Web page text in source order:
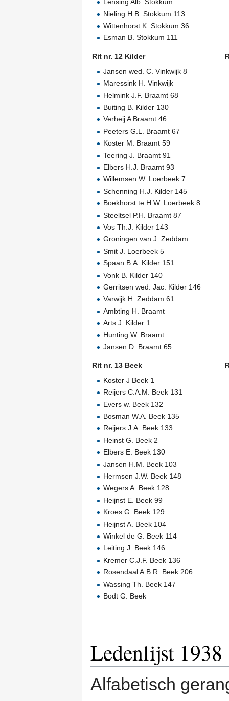
Lensing Alb. Stokkum
Nieling H.B. Stokkum 113
Wittenhorst K. Stokkum 36
Esman B. Stokkum 111
Rit nr. 12 Kilder
Jansen wed. C. Vinkwijk 8
Maressink H. Vinkwijk
Helmink J.F. Braamt 68
Buiting B. Kilder 130
Verheij A Braamt 46
Peeters G.L. Braamt 67
Koster M. Braamt 59
Teering J. Braamt 91
Elbers H.J. Braamt 93
Willemsen W. Loerbeek 7
Schenning H.J. Kilder 145
Boekhorst te H.W. Loerbeek 8
Steeltsel P.H. Braamt 87
Vos Th.J. Kilder 143
Groningen van J. Zeddam
Smit J. Loerbeek 5
Spaan B.A. Kilder 151
Vonk B. Kilder 140
Gerritsen wed. Jac. Kilder 146
Varwijk H. Zeddam 61
Ambting H. Braamt
Arts J. Kilder 1
Hunting W. Braamt
Jansen D. Braamt 65
Rit nr. 13 Beek
Koster J Beek 1
Reijers C.A.M. Beek 131
Evers w. Beek 132
Bosman W.A. Beek 135
Reijers J.A. Beek 133
Heinst G. Beek 2
Elbers E. Beek 130
Jansen H.M. Beek 103
Hermsen J.W. Beek 148
Wegers A. Beek 128
Heijnst E. Beek 99
Kroes G. Beek 129
Heijnst A. Beek 104
Winkel de G. Beek 114
Leiting J. Beek 146
Kremer C.J.F. Beek 136
Rosendaal A.B.R. Beek 206
Wassing Th. Beek 147
Bodt G. Beek
Ledenlijst 1938
Alfabetisch